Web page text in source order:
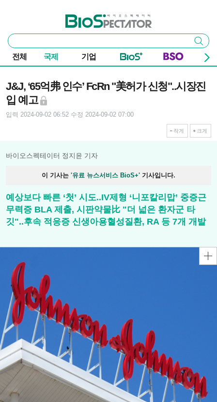
바이오스펙테이터
통
합
검
색
검색
전체 국제 기업
J&J, ‘65억弗 인수’ FcRn "美허가 신청"..시장진
입 예고
입력 2024-09-02 06:52 수정 2024-09-02 07:00
작게 크게
바이오스펙테이터 정지윤 기자
이 기사는 '유료 뉴스서비스 BioS+' 기사입니다.
예상보다 빠른 ‘첫’ 시도..IV제형 ‘니포칼리맙’ 중증근
무력증 BLA 제출, 시판약물比 "더 넓은 환자군 타
깃"..후속 적응증 신생아용혈성질환, RA 등 7개 개발